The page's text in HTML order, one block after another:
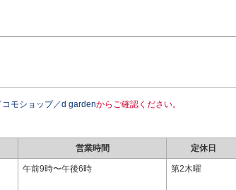
コモショップ／d gardenからご確認ください。
営業時間 定休日
午前9時〜午後6時 第2木曜